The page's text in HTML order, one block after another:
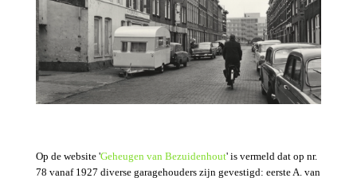
Op de website 'Geheugen van Bezuidenhout' is vermeld dat op nr.
78 vanaf 1927 diverse garagehouders zijn gevestigd: eerste A. van